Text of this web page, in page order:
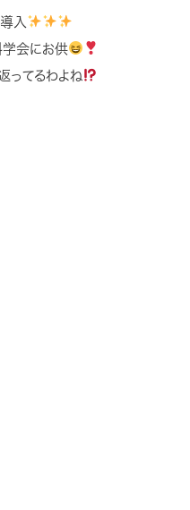
入
会にお供
ってるわよね